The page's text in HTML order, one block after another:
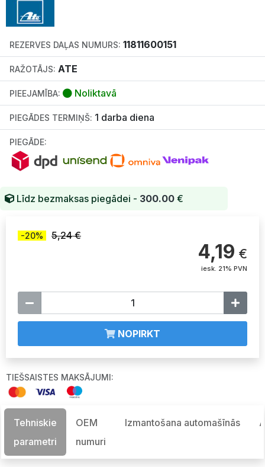
REZERVES DAĻAS NUMURS: 11811600151
RAŽOTĀJS: ATE
PIEEJAMĪBA: Noliktavā
PIEGĀDES TERMIŅŠ: 1 darba diena
PIEGĀDE:
Līdz bezmaksas piegādei - 300.00 €
-20% 5,24 €
4,19 €
iesk. 21% PVN
NOPIRKT
TIEŠSAISTES MAKSĀJUMI:
Tehniskie
parametri
OEM
numuri
Izmantošana automašīnās